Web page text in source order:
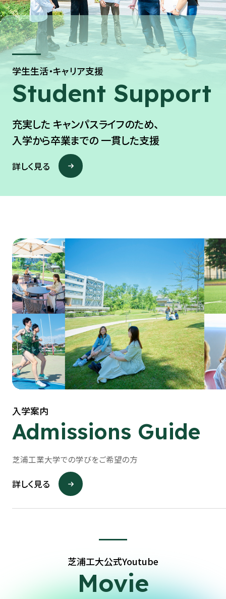
学生生活・キャリア支援
Student Support
充実した キャンパスライフのため、
入学から卒業までの 一貫した支援
詳しく見る
入学案内
Admissions Guide
芝浦工業大学での学びをご希望の方
詳しく見る
芝浦工大公式Youtube
Movie